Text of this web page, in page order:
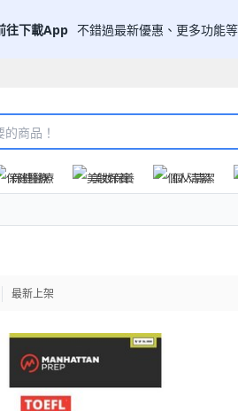
往下載App 不錯過最新優惠、更多功能等
保健醫療 美妝保養 個人清潔
最新上架